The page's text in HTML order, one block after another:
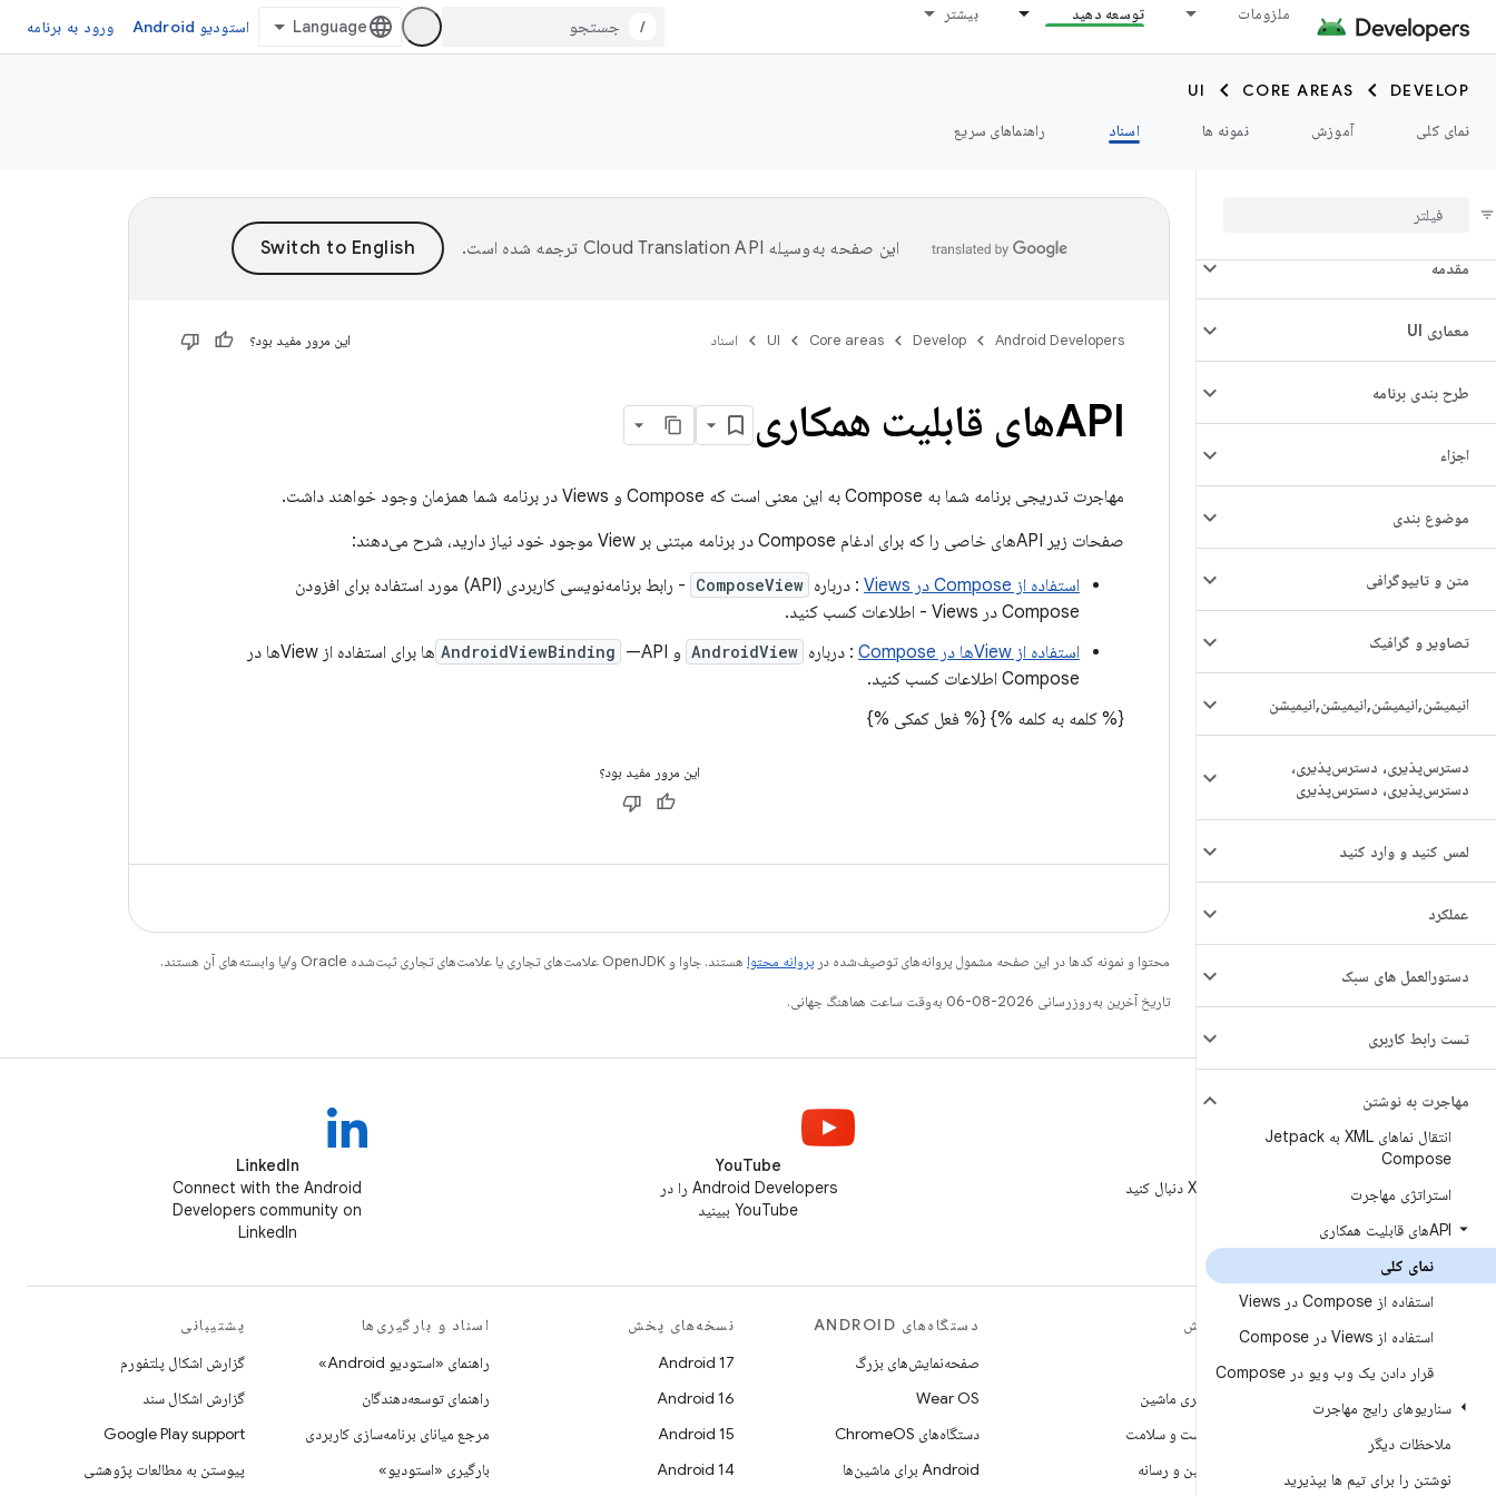
ملزومات توسعه دهید بیشتر
/ استودیو Android ورود به برنامه
DEVELOP
CORE AREAS
UI
نمای کلی
آموزش نمونه ها اسناد راهنماهای سریع
مقدمه
معماری UI
طرح بندی برنامه
اجزاء
موضوع بندی
متن و تایپوگرافی
تصاویر و گرافیک
انیمیشن,انیمیشن,انیمیشن,انیمیشن
دسترس‌پذیری، دسترس‌پذیری،
دسترس‌پذیری، دسترس‌پذیری
لمس کنید و وارد کنید
عملکرد
دستورالعمل های سبک
تست رابط کاربری
مهاجرت به نوشتن
انتقال نماهای XML به Jetpack
Compose
استراتژی مهاجرت
APIهای قابلیت همکاری
نمای کلی
استفاده از Compose در Views
استفاده از Views در Compose
قرار دادن یک وب ویو در Compose
سناریوهای رایج مهاجرت
ملاحظات دیگر
نوشتن را برای تیم ها بپذیرید
این صفحه به‌وسیله ترجمه شده است.
Android Developers
Develop
Core areas
UI اسناد این مرور مفید بود؟
APIهای قابلیت همکاری
مهاجرت تدریجی برنامه شما به Compose به این معنی است که Compose و Views در برنامه شما همزمان وجود خواهند داشت.
صفحات زیر APIهای خاصی را که برای ادغام Compose در برنامه مبتنی بر View موجود خود نیاز دارید، شرح می‌دهند:
استفاده از Compose در Views
: درباره ComposeView
- رابط برنامه‌نویسی کاربردی (API) مورد استفاده برای افزودن
Compose در Views - اطلاعات کسب کنید.
استفاده از Viewها در Compose
: درباره AndroidView و AndroidViewBinding
—APIها برای استفاده از Viewها در
Compose اطلاعات کسب کنید.
{% کلمه به کلمه %} {% فعل کمکی %}
این مرور مفید بود؟
محتوا و نمونه کدها در این صفحه مشمول پروانه‌های توصیف‌شده در پروانه محتوا هستند. جاوا و OpenJDK علامت‌های تجاری یا علامت‌های تجاری ثبت‌شده Oracle و/یا وابسته‌های آن هستند.
تاریخ آخرین به‌روزرسانی 2026-08-06 به‌وقت ساعت هماهنگ جهانی.
YouTube
Android Developers را در
YouTube ببینید
LinkedIn
Connect with the Android
Developers community on
LinkedIn
ANDROID
Android
Android برای سازمان‌ها
امنیت
منبع آزاد
کاوش
بازی
یادگیری ماشین
بهداشت و سلامت
دوربین و رسانه
دستگاه‌های ANDROID
صفحه‌نمایش‌های بزرگ
Wear OS
دستگاه‌های ChromeOS
Android برای ماشین‌ها
نسخه‌های پخش
Android 17
Android 16
Android 15
Android 14
اسناد و بارگیری‌ها
راهنمای «استودیو Android»
راهنمای توسعه‌دهندگان
مرجع میانای برنامه‌سازی کاربردی
بارگیری «استودیو»
پشتیبانی
گزارش اشکال پلتفورم
گزارش اشکال سند
Google Play support
پیوستن به مطالعات پژوهشی